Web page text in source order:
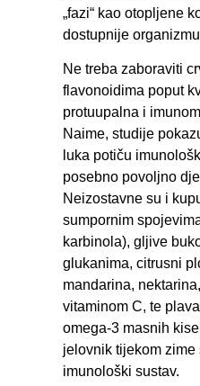
„fazi“ kao otopljene
dostupnije
Ne treba zaboraviti
flavonoidima poput
protuupalna i
Naime, studije
luka potiču
posebno povoljno
Neizostavne su i
sumpornim
karbinola), gljive
glukanima, citrusni
mandarina,
vitaminom C, te
omega‑3 masnih
jelovnik tijekom
imunološki sustav.